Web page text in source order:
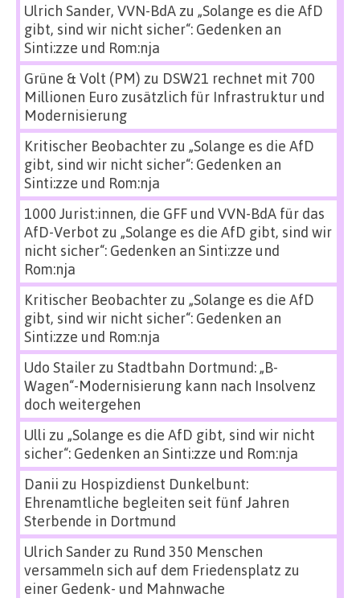
Ulrich Sander, VVN-BdAzu „Solange es die AfD
gibt, sind wir nicht sicher“: Gedenken an
Sinti:zze und Rom:nja
Grüne & Volt (PM) zu DSW21 rechnet mit 700
Millionen Euro zusätzlich für Infrastruktur und
Modernisierung
Kritischer Beobachterzu „Solange es die AfD
gibt, sind wir nicht sicher“: Gedenken an
Sinti:zze und Rom:nja
1000 Jurist:innen, die GFF und VVN-BdA für das
AfD-Verbot zu „Solange es die AfD gibt, sind wir
nicht sicher“: Gedenken an Sinti:zze und
Rom:nja
Kritischer Beobachterzu „Solange es die AfD
gibt, sind wir nicht sicher“: Gedenken an
Sinti:zze und Rom:nja
Udo Stailerzu Stadtbahn Dortmund: „B-
Wagen“-Modernisierung kann nach Insolvenz
doch weitergehen
Ulli zu „Solange es die AfD gibt, sind wir nicht
sicher“: Gedenken an Sinti:zze und Rom:nja
Danii zu Hospizdienst Dunkelbunt:
Ehrenamtliche begleiten seit fünf Jahren
Sterbende in Dortmund
Ulrich Sanderzu Rund 350 Menschen
versammeln sich auf dem Friedensplatz zu
einer Gedenk- und Mahnwache